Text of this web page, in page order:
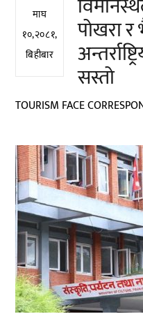
माघ
१०,२०८१,
बिहीबार
पोखरा
सस्तो
TOURISM FACE